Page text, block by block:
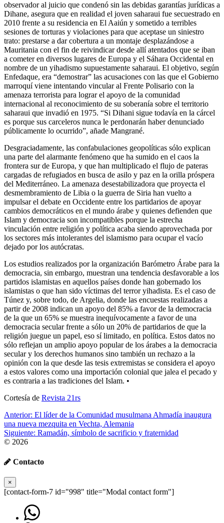
observador al juicio que condenó sin las debidas garantías jurídicas a
Dihane, asegura que en realidad el joven saharaui fue secuestrado en
2010 frente a su residencia en El Aaiún y sometido a terribles
sesiones de torturas y violaciones para que aceptase un siniestro
trato: prestarse a dar cobertura a un montaje desplazándose a
Mauritania con el fin de reivindicar desde allí atentados que se iban
a cometer en diversos lugares de Europa y el Sáhara Occidental en
nombre de un yihadismo supuestamente saharaui. El objetivo, según
Enfedaque, era “demostrar” las acusaciones con las que el Gobierno
marroquí viene intentando vincular al Frente Polisario con la
amenaza terrorista para lograr el apoyo de la comunidad
internacional al reconocimiento de su soberanía sobre el territorio
saharaui que invadió en 1975. “Si Dihani sigue todavía en la cárcel
es porque sus carceleros nunca le perdonarán haber denunciado
públicamente lo ocurrido”, añade Mangrané.
Desgraciadamente, las confabulaciones geopolíticas sólo explican
una parte del alarmante fenómeno que ha sumido en el caos la
frontera sur de Europa, y que han multiplicado el flujo de pateras
cargadas de refugiados en busca de asilo y paz en la orilla próspera
del Mediterráneo. La amenaza desestabilizadora que proyecta el
desmembramiento de Libia o la guerra de Siria han vuelto a
impulsar el debate en Occidente entre los partidarios de apoyar
cambios democráticos en el mundo árabe y quienes defienden que
Islam y democracia son incompatibles porque la estrecha
vinculación entre religión y política acaba siendo aprovechada por
los sectores más intolerantes del islamismo para ocupar el vacío
dejado por los autócratas.
Los estudios realizados por la organización Barómetro Árabe para la
democracia, sin embargo, muestran una tendencia desfavorable a los
partidos islamistas en aquellos países donde han gobernado los
islamistas o que han sido víctimas del terror yihadista. Es el caso de
Túnez y, sobre todo, de Argelia, donde las encuestas realizadas a
partir de 2008 indican un apoyo del 85% a favor de la democracia
de la que un 65% se muestra inequívocamente a favor de una
democracia secular frente a sólo un 20% de partidarios de que la
religión juegue un papel, eso sí limitado, en política. Estos datos no
sólo reflejan un amplio apoyo popular de los árabes a la democracia
secular y los derechos humanos sino también un rechazo a la
opinión con la que desde las tesis extremistas se considera el apoyo
a estos valores como una importación colonial que jalea el pecado y
es contraria a las tradiciones del Islam. •
Cortesía de Revista 21rs
Anterior: El líder de la Comunidad musulmana Ahmadía inaugura
una nueva mezquita en Vechta, Alemania
Siguiente: Ramadán, símbolo de sacrificio y fraternidad
© 2026
Contacto
×
[contact-form-7 id="998" title="Modal contact form"]